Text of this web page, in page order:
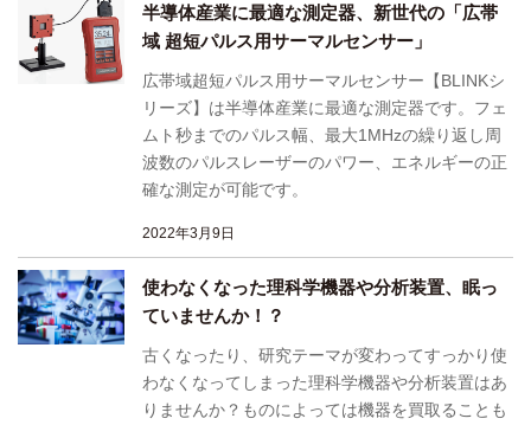
半導体産業に最適な測定器、新世代の「広帯
域 超短パルス用サーマルセンサー」
広帯域超短パルス用サーマルセンサー【BLINKシ
リーズ】は半導体産業に最適な測定器です。フェ
ムト秒までのパルス幅、最大1MHzの繰り返し周
波数のパルスレーザーのパワー、エネルギーの正
確な測定が可能です。
2022年3月9日
使わなくなった理科学機器や分析装置、眠っ
ていませんか！？
古くなったり、研究テーマが変わってすっかり使
わなくなってしまった理科学機器や分析装置はあ
りませんか？ものによっては機器を買取ることも